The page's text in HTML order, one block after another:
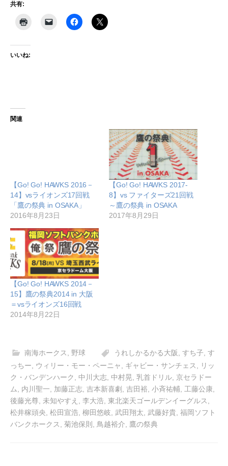
共有:
いいね:
関連
【Go! Go! HAWKS 2016－
14】vsライオンズ17回戦
「鷹の祭典 in OSAKA」
2016年8月23日
【Go! Go! HAWKS 2017-
8】vs ファイターズ21回戦
～鷹の祭典 in OSAKA
2017年8月29日
【Go! Go! HAWKS 2014－
15】鷹の祭典2014 in 大阪
＝vsライオンズ16回戦
2014年8月22日
南海ホークス, 野球 うれしかるかる大阪, すち子, す
っちー
ウィリー・モー・ペーニャ ギャビー・サンチェス
リッ
ク・バンデンハーク
中川大志 中村晃 乳首ドリル 京セラドー
ム
内川聖一 加藤正志 吉本新喜劇 吉田裕 小斉祐輔 工藤公康
後藤光尊
未知やすえ 李大浩 東北楽天ゴールデンイーグルス
松井稼頭央 松田宣浩 柳田悠岐 武田翔太 武藤好貴 福岡ソフト
バンクホークス
菊池保則 鳥越裕介 鷹の祭典